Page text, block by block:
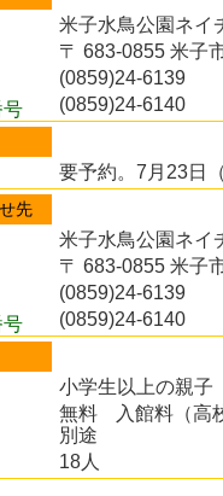
米子水鳥公園ネイ
〒 683-0855 米子
(0859)24-6139
号
(0859)24-6140
要予約。7月23日
先
米子水鳥公園ネイ
〒 683-0855 米子
(0859)24-6139
号
(0859)24-6140
小学生以上の親
無料
入館料（高
別途
18人